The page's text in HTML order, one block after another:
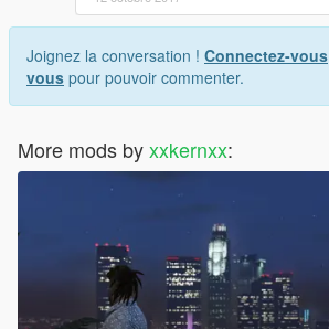
Joignez la conversation ! Connectez-vous
vous pour pouvoir commenter.
More mods byxxkernxx: